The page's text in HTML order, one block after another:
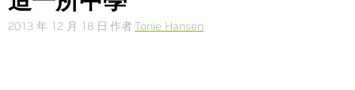
2013 年 12 月 18 日 作者Tonie Hansen